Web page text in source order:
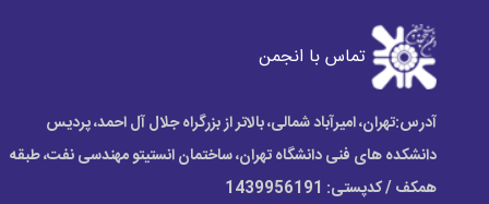
تماس با انجمن
آدرس:تهران، امیرآباد شمالی، بالاتر از بزرگراه جلال آل احمد، پردیس
دانشکده های فنی دانشگاه تهران، ساختمان انستیتو مهندسی نفت، طبقه
همکف / کدپستی: 1439956191